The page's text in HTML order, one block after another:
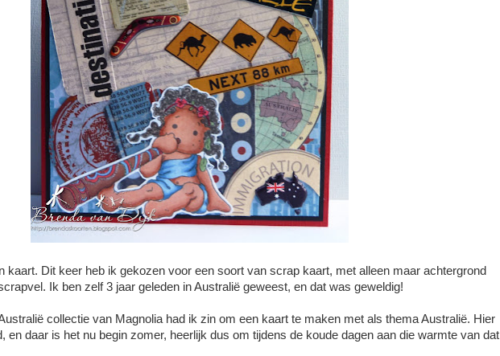
kaart. Dit keer heb ik gekozen voor een soort van scrap kaart, met alleen maar achtergrond
Ik ben zelf 3 jaar geleden in Australië geweest, en dat was geweldig!
collectie van Magnolia had ik zin om een kaart te maken met als thema Australië. Hier
en daar is het nu begin zomer, heerlijk dus om tijdens de koude dagen aan die warmte van dat